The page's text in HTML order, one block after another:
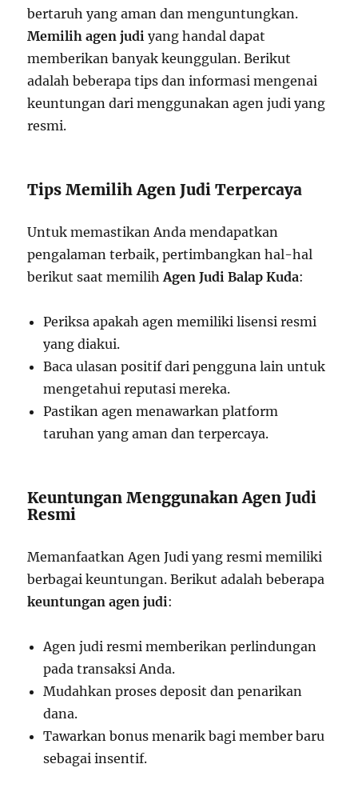
bertaruh yang aman dan menguntungkan.
Memilih agen judi yang handal dapat
memberikan banyak keunggulan. Berikut
adalah beberapa tips dan informasi mengenai
keuntungan dari menggunakan agen judi yang
resmi.
Tips Memilih Agen Judi Terpercaya
Untuk memastikan Anda mendapatkan
pengalaman terbaik, pertimbangkan hal-hal
berikut saat memilihAgen Judi Balap Kuda:
Periksa apakah agen memiliki lisensi resmi
yang diakui.
Baca ulasan positif dari pengguna lain untuk
mengetahui reputasi mereka.
Pastikan agen menawarkan platform
taruhan yang aman dan terpercaya.
Keuntungan Menggunakan Agen Judi
Resmi
Memanfaatkan Agen Judi yang resmi memiliki
berbagai keuntungan. Berikut adalah beberapa
keuntungan agen judi:
Agen judi resmi memberikan perlindungan
pada transaksi Anda.
Mudahkan proses deposit dan penarikan
dana.
Tawarkan bonus menarik bagi member baru
sebagai insentif.